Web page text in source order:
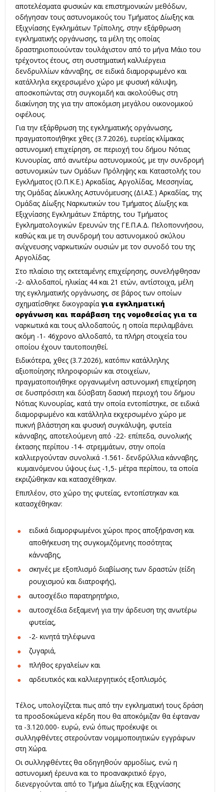
αποτελέσματα φυσικών και επιστημονικών μεθόδων,
οδήγησαν τους αστυνομικούς του Τμήματος Δίωξης και
Εξιχνίασης Εγκλημάτων Τρίπολης, στην εξάρθρωση
εγκληματικής οργάνωσης, τα μέλη της οποίας
δραστηριοποιούνταν τουλάχιστον από το μήνα Μάιο του
τρέχοντος έτους, στη συστηματική καλλιέργεια
δενδρυλλίων κάνναβης, σε ειδικά διαμορφωμένο και
κατάλληλα εκχερσωμένο χώρο με φυσική κάλυψη,
αποσκοπώντας στη συγκομιδή και ακολούθως στη
διακίνηση της για την αποκόμιση μεγάλου οικονομικού
οφέλους.
Για την εξάρθρωση της εγκληματικής οργάνωσης,
πραγματοποιήθηκε χθες (3.7.2026), ευρείας κλίμακας
αστυνομική επιχείρηση, σε περιοχή του δήμου Νότιας
Κυνουρίας, από ανωτέρω αστυνομικούς, με την συνδρομή
αστυνομικών των Ομάδων Πρόληψης και Καταστολής του
Εγκλήματος (Ο.Π.Κ.Ε.) Αρκαδίας, Αργολίδας, Μεσσηνίας,
της Ομάδας Δίκυκλης Αστυνόμευσης (ΔΙ.ΑΣ.) Αρκαδίας, της
Ομάδας Δίωξης Ναρκωτικών του Τμήματος Δίωξης και
Εξιχνίασης Εγκλημάτων Σπάρτης, του Τμήματος
Εγκληματολογικών Ερευνών της ΓΕ.Π.Α.Δ. Πελοποννήσου,
καθώς και με τη συνδρομή του αστυνομικού σκύλου
ανίχνευσης ναρκωτικών ουσιών με τον συνοδό του της
Αργολίδας.
Στο πλαίσιο της εκτεταμένης επιχείρησης, συνελήφθησαν
-2- αλλοδαποί, ηλικίας 44 και 21 ετών, αντίστοιχα, μέλη
της εγκληματικής οργάνωσης, σε βάρος των οποίων
σχηματίσθηκε δικογραφία για εγκληματική
οργάνωση και παράβαση της νομοθεσίας για τα
ναρκωτικά και τους αλλοδαπούς, η οποία περιλαμβάνει
ακόμη -1- 46χρονο αλλοδαπό, τα πλήρη στοιχεία του
οποίου έχουν ταυτοποιηθεί.
Ειδικότερα, χθες (3.7.2026), κατόπιν κατάλληλης
αξιοποίησης πληροφοριών και στοιχείων,
πραγματοποιήθηκε οργανωμένη αστυνομική επιχείρηση
σε δυσπρόσιτη και δύσβατη δασική περιοχή του δήμου
Νότιας Κυνουρίας, κατά την οποία εντοπίστηκε, σε ειδικά
διαμορφωμένο και κατάλληλα εκχερσωμένο χώρο με
πυκνή βλάστηση και φυσική συγκάλυψη, φυτεία
κάνναβης, αποτελούμενη από -22- επίπεδα, συνολικής
έκτασης περίπου -14- στρεμμάτων, στην οποία
καλλιεργούνταν συνολικά -1.561- δενδρύλλια κάνναβης,
κυμαινόμενου ύψους έως -1,5- μέτρα περίπου, τα οποία
εκριζώθηκαν και κατασχέθηκαν.
Επιπλέον, στο χώρο της φυτείας, εντοπίστηκαν και
κατασχέθηκαν:
ειδικά διαμορφωμένοι χώροι προς αποξήρανση και
αποθήκευση της συγκομιζόμενης ποσότητας
κάνναβης,
σκηνές με εξοπλισμό διαβίωσης των δραστών (είδη
ρουχισμού και διατροφής),
αυτοσχέδιο παρατηρητήριο,
αυτοσχέδια δεξαμενή για την άρδευση της ανωτέρω
φυτείας,
-2- κινητά τηλέφωνα
ζυγαριά,
πλήθος εργαλείων και
αρδευτικός και καλλιεργητικός εξοπλισμός.
Τέλος, υπολογίζεται πως από την εγκληματική τους δράση
τα προσδοκώμενα κέρδη που θα αποκόμιζαν θα έφταναν
τα -3.120.000- ευρώ, ενώ όπως προέκυψε οι
συλληφθέντες στερούνταν νομιμοποιητικών εγγράφων
στη Χώρα.
Οι συλληφθέντες θα οδηγηθούν αρμοδίως, ενώ η
αστυνομική έρευνα και το προανακριτικό έργο,
διενεργούνται από το Τμήμα Δίωξης και Εξιχνίασης